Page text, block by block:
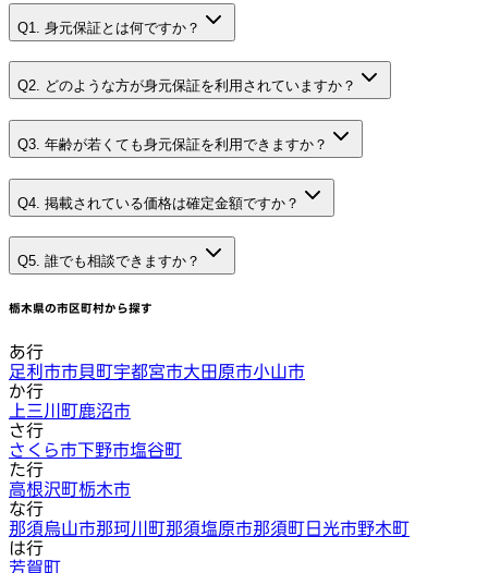
Q1. 身元保証とは何ですか？
Q2. どのような方が身元保証を利用されていますか？
Q3. 年齢が若くても身元保証を利用できますか？
Q4. 掲載されている価格は確定金額ですか？
Q5. 誰でも相談できますか？
栃木県の市区町村から探す
あ行
足利市市貝町宇都宮市大田原市小山市
か行
上三川町鹿沼市
さ行
さくら市下野市塩谷町
た行
高根沢町栃木市
な行
那須烏山市那珂川町那須塩原市那須町日光市野木町
は行
芳賀町